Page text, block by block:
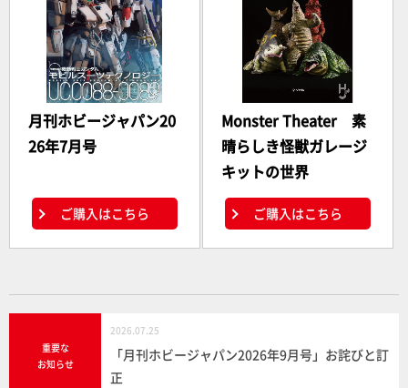
月刊ホビージャパン20
26年7月号
ご購入はこちら
Monster Theater 素
晴らしき怪獣ガレージ
キットの世界
ご購入はこちら
重要な
お知らせ
2026.07.25
「月刊ホビージャパン2026年9月号」お詫びと訂
正